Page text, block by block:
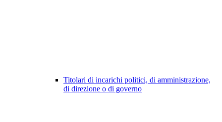
Titolari di incarichi politici, di amministrazione,
di direzione o di governo